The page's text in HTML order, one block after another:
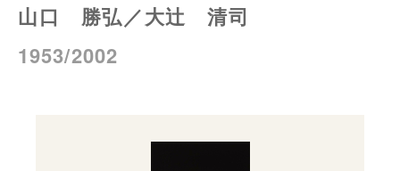
山口 勝弘／大辻 清司
1953/2002